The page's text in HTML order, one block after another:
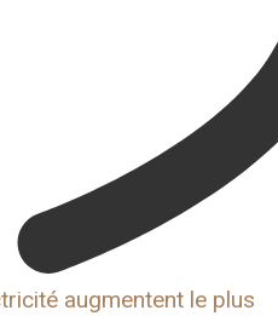
augmentent le plus